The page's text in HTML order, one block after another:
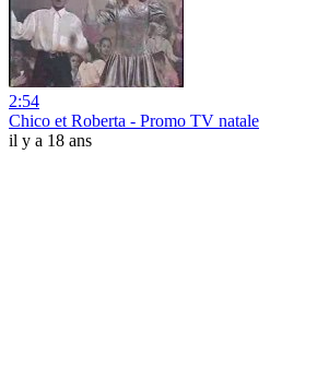
2:54
Chico et Roberta - Promo TV natale
il y a 18 ans